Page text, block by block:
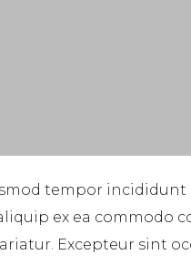
tempor
ex ea commodo
Excepteur sint